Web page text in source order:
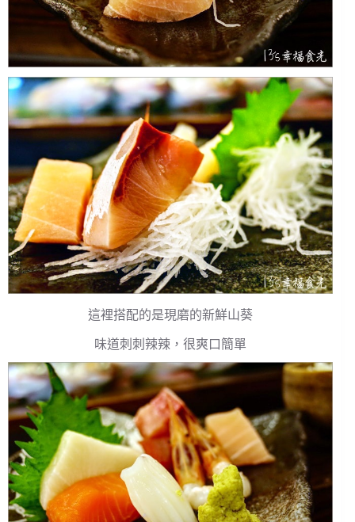
這裡搭配的是現磨的新鮮山葵
味道刺刺辣辣，很爽口簡單